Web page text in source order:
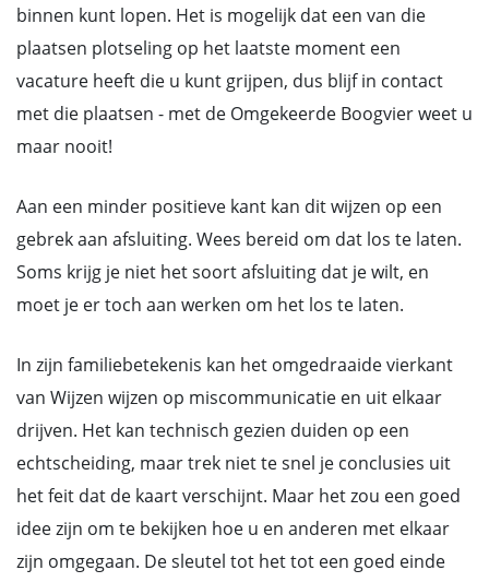
binnen kunt lopen. Het is mogelijk dat een van die
plaatsen plotseling op het laatste moment een
vacature heeft die u kunt grijpen, dus blijf in contact
met die plaatsen - met de Omgekeerde Boogvier weet u
maar nooit!
Aan een minder positieve kant kan dit wijzen op een
gebrek aan afsluiting. Wees bereid om dat los te laten.
Soms krijg je niet het soort afsluiting dat je wilt, en
moet je er toch aan werken om het los te laten.
In zijn familiebetekenis kan het omgedraaide vierkant
van Wijzen wijzen op miscommunicatie en uit elkaar
drijven. Het kan technisch gezien duiden op een
echtscheiding, maar trek niet te snel je conclusies uit
het feit dat de kaart verschijnt. Maar het zou een goed
idee zijn om te bekijken hoe u en anderen met elkaar
zijn omgegaan. De sleutel tot het tot een goed einde